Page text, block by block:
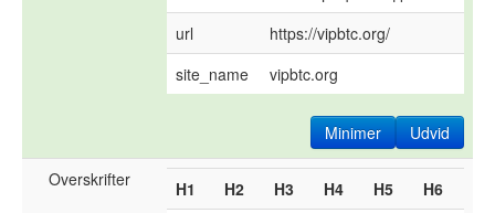
url
https://vipbtc.org/
site_name
vipbtc.org
Udvid
Minimer
Overskrifter H1 H2 H3 H4 H5
H6